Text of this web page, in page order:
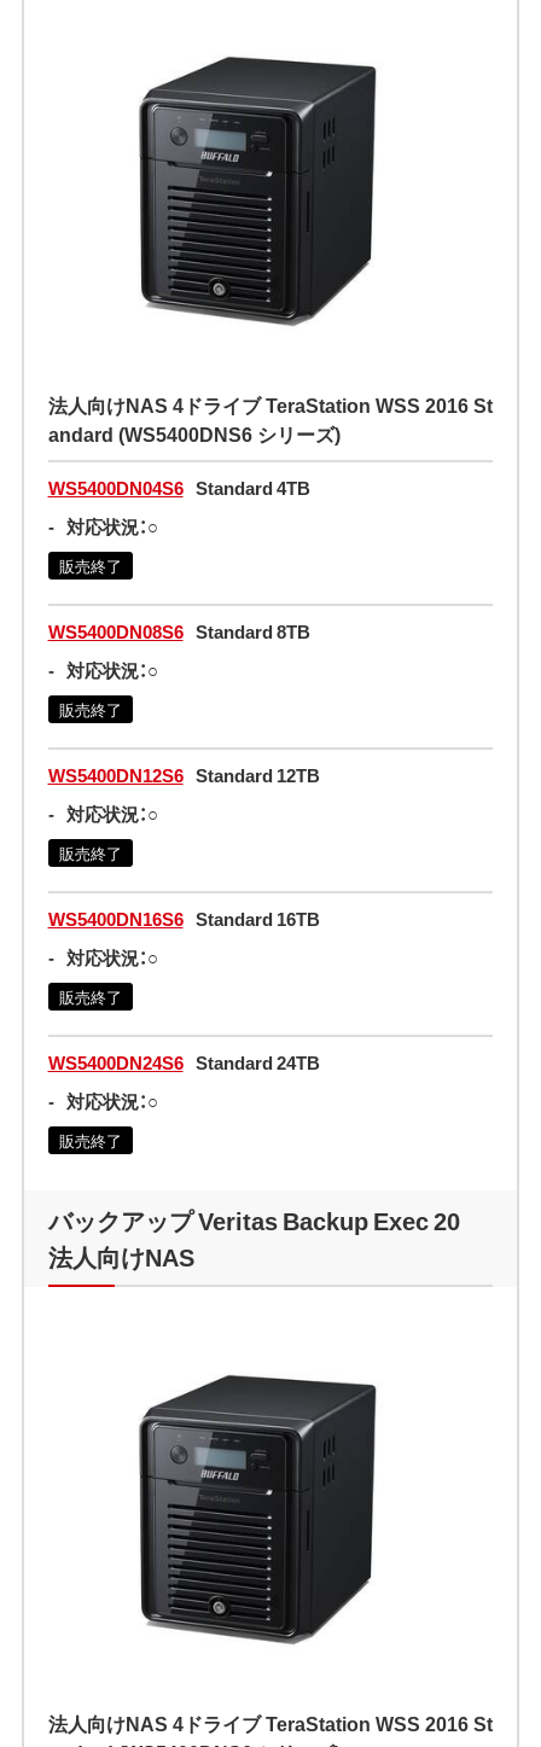
法人向けNAS 4ドライブ TeraStation WSS 2016 St
andard (WS5400DNS6 シリーズ)
WS5400DN04S6 Standard 4TB
- 対応状況：○
販売終了
WS5400DN08S6 Standard 8TB
- 対応状況：○
販売終了
WS5400DN12S6 Standard 12TB
- 対応状況：○
販売終了
WS5400DN16S6 Standard 16TB
- 対応状況：○
販売終了
WS5400DN24S6 Standard 24TB
- 対応状況：○
販売終了
バックアップ Veritas Backup Exec 20
法人向けNAS
法人向けNAS 4ドライブ TeraStation WSS 2016 St